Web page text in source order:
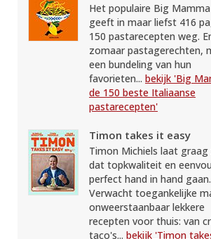
Het populaire Big
geeft in maar liefst 416
150 pastarecepten weg.
zomaar pastagerechten,
een bundeling van hun
favorieten... bekijk 'Big
de 150 beste Italiaanse
pastarecepten'
Timon takes it easy
Timon Michiels laat graag
dat topkwaliteit en
perfect hand in hand gaan.
Verwacht toegankelijke
onweerstaanbaar lekkere
recepten voor thuis: van
taco's... bekijk 'Timon